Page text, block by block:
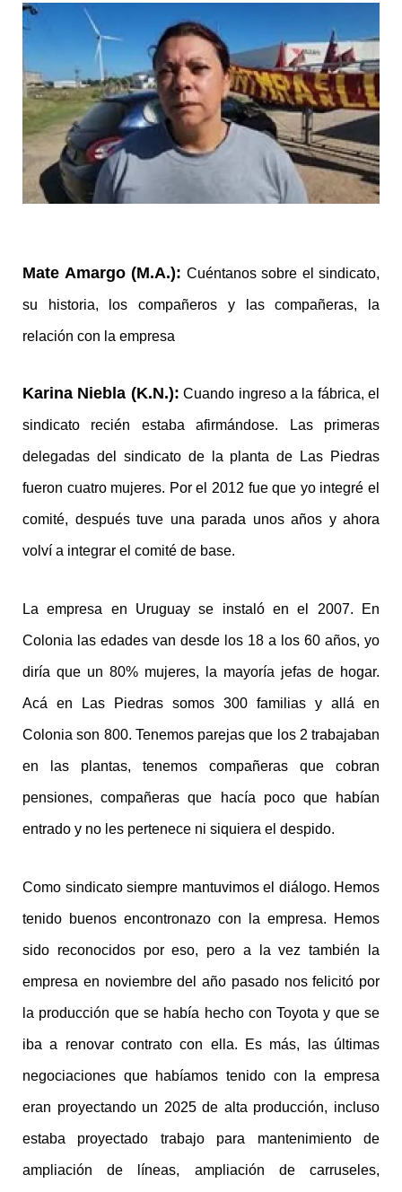
Mate Amargo (M.A.): Cuéntanos sobre el sindicato,
su historia, los compañeros y las compañeras, la
relación con la empresa
Karina Niebla (K.N.): Cuando ingreso a la fábrica, el
sindicato recién estaba afirmándose. Las primeras
delegadas del sindicato de la planta de Las Piedras
fueron cuatro mujeres. Por el 2012 fue que yo integré el
comité, después tuve una parada unos años y ahora
volví a integrar el comité de base.
La empresa en Uruguay se instaló en el 2007. En
Colonia las edades van desde los 18 a los 60 años, yo
diría que un 80% mujeres, la mayoría jefas de hogar.
Acá en Las Piedras somos 300 familias y allá en
Colonia son 800. Tenemos parejas que los 2 trabajaban
en las plantas, tenemos compañeras que cobran
pensiones, compañeras que hacía poco que habían
entrado y no les pertenece ni siquiera el despido.
Como sindicato siempre mantuvimos el diálogo. Hemos
tenido buenos encontronazo con la empresa. Hemos
sido reconocidos por eso, pero a la vez también la
empresa en noviembre del año pasado nos felicitó por
la producción que se había hecho con Toyota y que se
iba a renovar contrato con ella. Es más, las últimas
negociaciones que habíamos tenido con la empresa
eran proyectando un 2025 de alta producción, incluso
estaba proyectado trabajo para mantenimiento de
ampliación de líneas, ampliación de carruseles,